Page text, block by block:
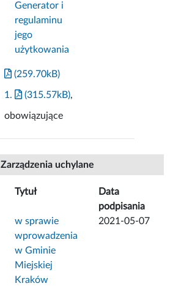
Generator i
regulaminu
jego
użytkowania
(259.70kB)
1. (315.57kB),
obowiązujące
Zarządzenia uchylane
Tytuł
Data
podpisania
w sprawie
wprowadzenia
w Gminie
Miejskiej
Kraków
2021-05-07